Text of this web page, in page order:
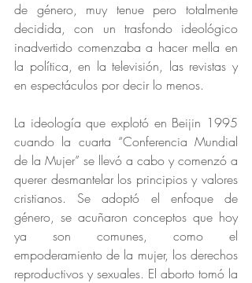
de género, muy tenue pero totalmente
decidida, con un trasfondo ideológico
inadvertido comenzaba a hacer mella en
la política, en la televisión, las revistas y
en espectáculos por decir lo menos.
La ideología que explotó en Beijin 1995
cuando la cuarta “Conferencia Mundial
de la Mujer” se llevó a cabo y comenzó a
querer desmantelar los principios y valores
cristianos. Se adoptó el enfoque de
género, se acuñaron conceptos que hoy
ya son comunes, como el
empoderamiento de la mujer, los derechos
reproductivos y sexuales. El aborto tomó la